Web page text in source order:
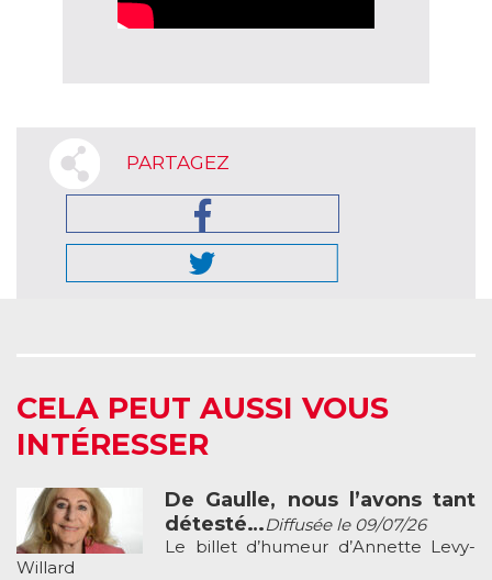
PARTAGEZ
CELA PEUT AUSSI VOUS
INTÉRESSER
De Gaulle, nous l’avons tant
détesté…Diffusée le 09/07/26
Le billet d’humeur d’Annette Levy-
Willard